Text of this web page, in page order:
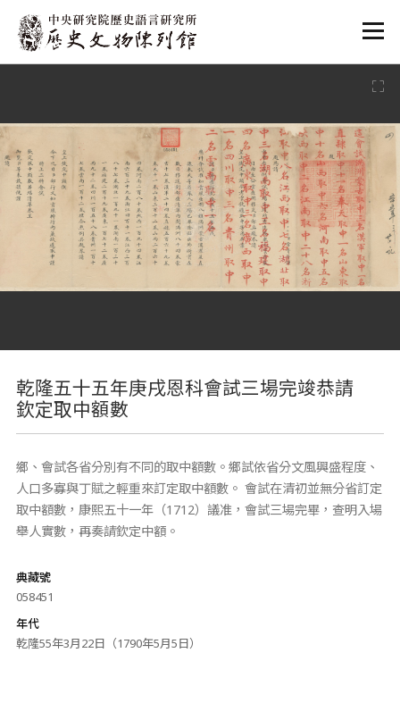
:::
乾隆五十五年庚戌恩科會試三場完竣恭請
欽定取中額數
鄉、會試各省分別有不同的取中額數。鄉試依省分文風興盛程度、
人口多寡與丁賦之輕重來訂定取中額數。 會試在清初並無分省訂定
取中額數，康熙五十一年（1712）議准，會試三場完畢，查明入場
舉人實數，再奏請欽定中額。
典藏號
058451
年代
乾隆55年3月22日（1790年5月5日）